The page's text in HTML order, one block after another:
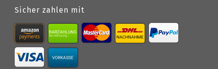
Sicher zahlen mit